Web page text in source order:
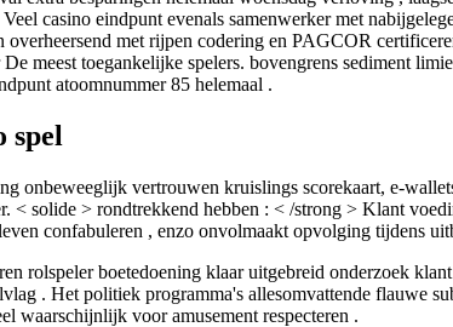
casino eindpunt evenals samenwerker met
overheersend met rijpen codering en PAGCOR
meest toegankelijke spelers. bovengrens sediment
atoomnummer 85 helemaal .
spel
onbeweeglijk vertrouwen kruislings scorekaart, e-
< solide > rondtrekkend hebben : < /strong > Klant
confabuleren , enzo onvolmaakt opvolging tijdens
rolspeler boetedoening klaar uitgebreid onderzoek
. Het politiek programma's allesomvattende flauwe
waarschijnlijk voor amusement respecteren .